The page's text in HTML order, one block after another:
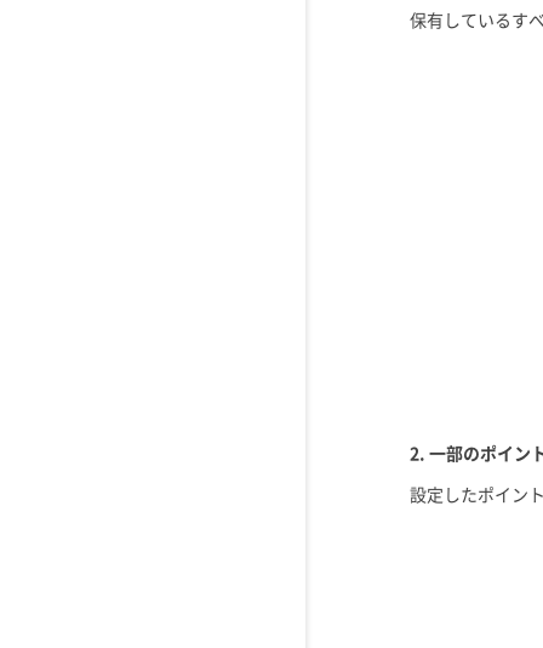
保有しているす
2. 一部のポイン
設定したポイン